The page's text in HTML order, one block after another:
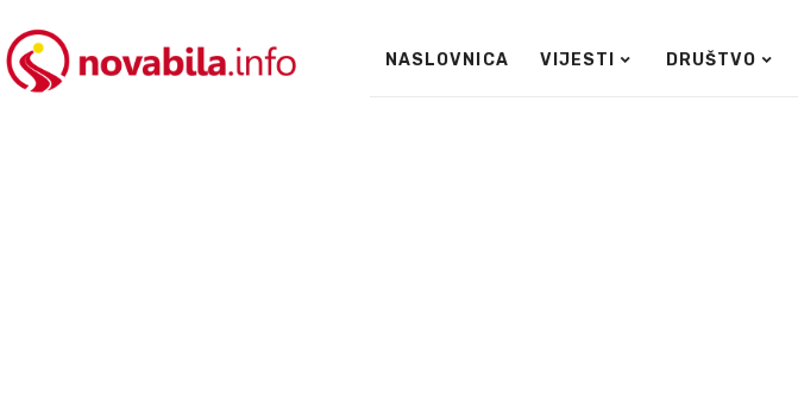
NASLOVNICA VIJESTI DRUŠTVO